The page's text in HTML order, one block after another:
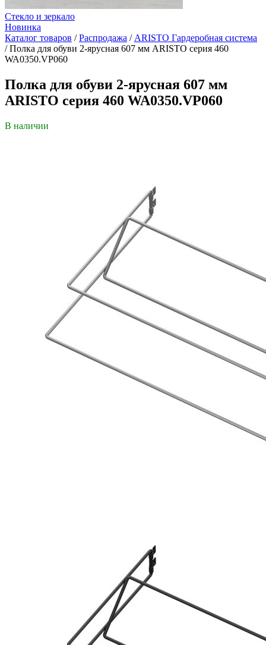
Стекло и зеркало
Новинка
Каталог товаров /Распродажа / ARISTO Гардеробная система
/Полка для обуви 2-ярусная 607 мм ARISTO серия 460
WA0350.VP060
Полка для обуви 2-ярусная 607 мм
ARISTO серия 460 WA0350.VP060
В наличии